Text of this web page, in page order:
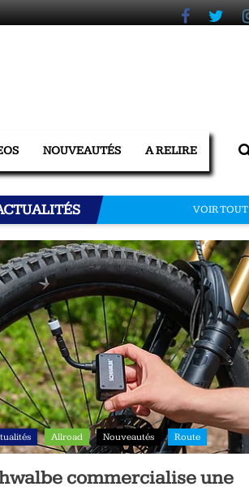
NOUVEAUTÉS A RELIRE
VOIR TOUT
Allroad Nouveautés Route
commercialise une